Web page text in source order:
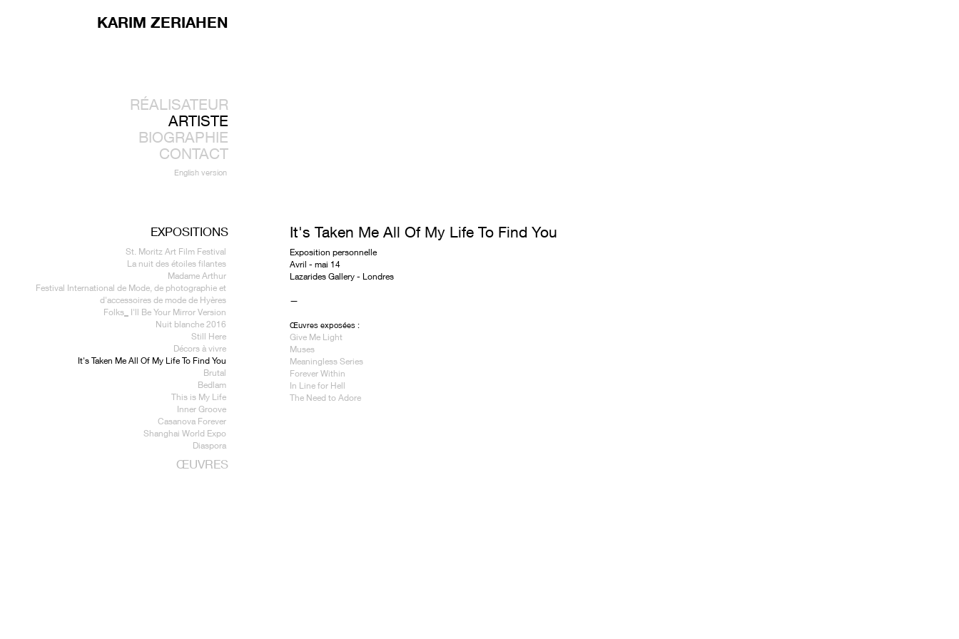
KARIM ZERIAHEN
RÉALISATEUR
ARTISTE
BIOGRAPHIE
CONTACT
English version
It's Taken Me All Of My Life To Find You
Exposition personnelle
Avril - mai 14
Lazarides Gallery - Londres
—
Œuvres exposées :
Give Me Light
Muses
Meaningless Series
Forever Within
In Line for Hell
The Need to Adore
EXPOSITIONS
St. Moritz Art Film Festival
La nuit des étoiles filantes
Madame Arthur
Festival International de Mode, de photographie et
d'accessoires de mode de Hyères
Folks_ I'll Be Your Mirror Version
Nuit blanche 2016
Still Here
Décors à vivre
It's Taken Me All Of My Life To Find You
Brutal
Bedlam
This is My Life
Inner Groove
Casanova Forever
Shanghai World Expo
Diaspora
ŒUVRES